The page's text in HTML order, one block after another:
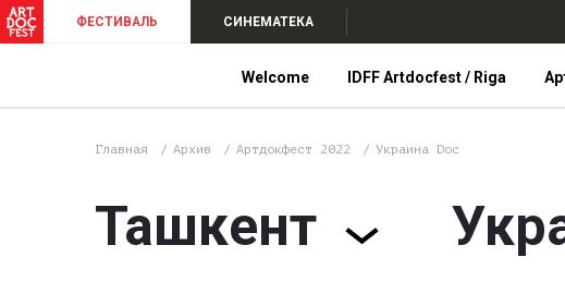
ФЕСТИВАЛЬ СИНЕМАТЕКА
Welcome IDFF Artdocfest / Riga
Главная Архив Артдокфест 2022 Украина Doc
Ташкент